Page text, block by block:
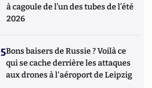
à cagoule de l’un des tubes de l’été
2026
5Bons baisers de Russie ? Voilà ce
qui se cache derrière les attaques
aux drones à l'aéroport de Leipzig